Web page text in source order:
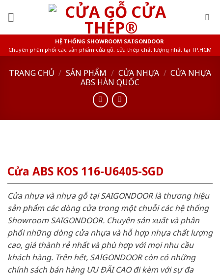
HỆ THỐNG SHOWROOM SAIGONDOOR
Chuyên phân phối các sản phẩm cửa gỗ, cửa thép chất lượng nhất tại TP.HCM
TRANG CHỦ / SẢN PHẨM / CỬA NHỰA / CỬA NHỰA
ABS HÀN QUỐC
Cửa ABS KOS 116-U6405-SGD
Cửa nhựa và nhựa gỗ tại SAIGONDOOR là thương hiệu
sản phẩm các dòng cửa trong một chuỗi các hệ thống
Showroom SAIGONDOOR. Chuyên sản xuất và phân
phối những dòng cửa nhựa và hỗ hợp nhựa chất lượng
cao, giá thành rẻ nhất và phù hợp với mọi nhu cầu
khách hàng. Trên hết, SAIGONDOOR còn có những
chính sách bán hàng ƯU ĐÃI CAO đi kèm với sự đa